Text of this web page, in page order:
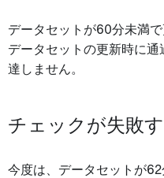
データセットが60分未満
データセットの更新時に通
達しません。
チェックが失敗
今度は、データセットが